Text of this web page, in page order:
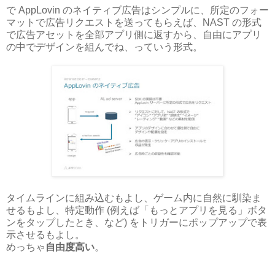
で AppLovin のネイティブ広告はシンプルに、所定のフォー
マットで広告リクエストを送ってもらえば、NAST の形式
で広告アセットを全部アプリ側に返すから、自由にアプリ
の中でデザインを組んでね、っていう形式。
タイムラインに組み込むもよし、ゲーム内に自然に馴染ま
せるもよし、特定動作 (例えば「もっとアプリを見る」ボタ
ンをタップしたとき、など) をトリガーにポップアップで表
示させるもよし。
めっちゃ 自由度高い。